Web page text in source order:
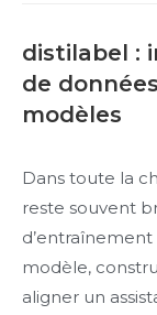
distilabel :
de
modèles
Dans toute la
reste souvent
modèle,
aligner un